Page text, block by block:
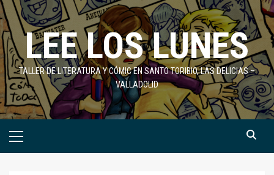
Saltar
al
contenidoLEE LOS LUNES
TALLER DE LITERATURA Y CÓMIC EN SANTO TORIBIO, LAS DELICIAS –
VALLADOLID
Menú